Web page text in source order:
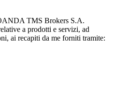
TMS Brokers S.A.
a prodotti e servizi, ad
ai recapiti da me forniti tramite: